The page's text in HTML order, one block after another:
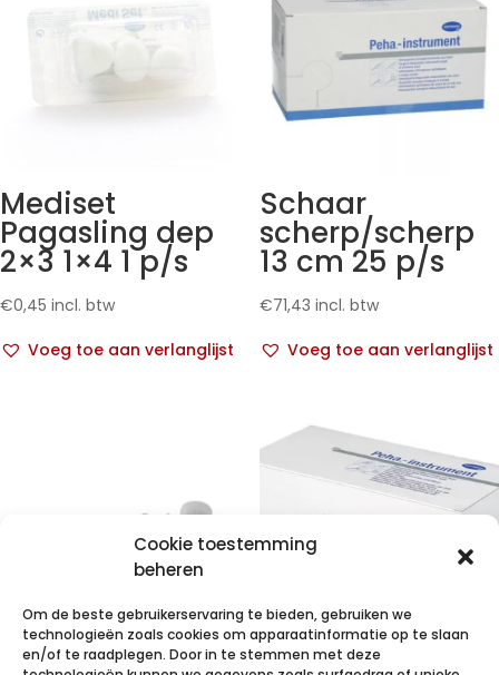
Cookie toestemming
beheren
Om de beste gebruikerservaring te bieden, gebruiken we
technologieën zoals cookies om apparaatinformatie op te slaan
en/of te raadplegen. Door in te stemmen met deze
Mediset
Pagasling dep
2×3 1×4 1 p/s
€0,45 incl. btw
Voeg toe aan verlanglijst
Schaar
scherp/scherp
13 cm 25 p/s
€71,43 incl. btw
Voeg toe aan verlanglijst